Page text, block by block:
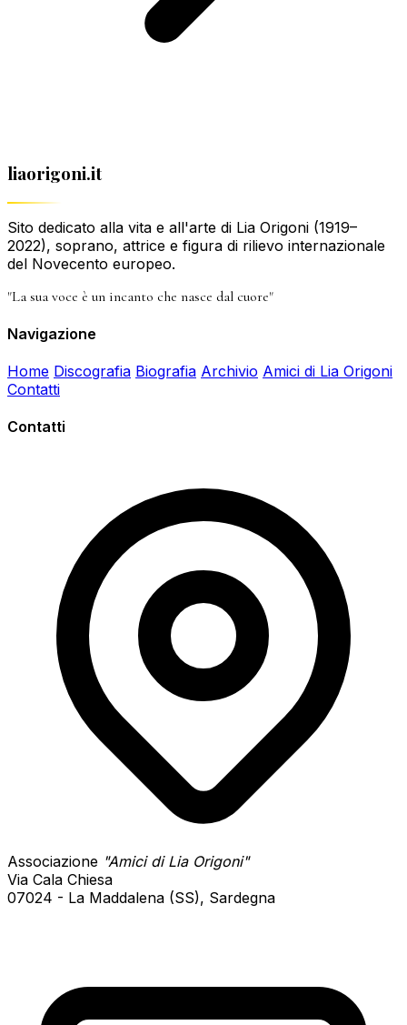
liaorigoni.it
Sito dedicato alla vita e all'arte di Lia Origoni (1919–
2022), soprano, attrice e figura di rilievo internazionale
del Novecento europeo.
"La sua voce è un incanto che nasce dal cuore"
Navigazione
Home Discografia Biografia Archivio Amici di Lia Origoni
Contatti
Contatti
Associazione "Amici di Lia Origoni"
Via Cala Chiesa
07024 - La Maddalena (SS), Sardegna